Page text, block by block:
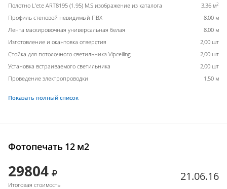
Полотно L'ete ART8195 (1.95) M,S изображение из каталога 3,36 м2
Профиль стеновой невидимый ПВХ
8,00 м
Лента маскировочная универсальная белая
8,00 м
Изготовление и окантовка отверстия
2,00 шт
Стойка для потолочного светильника Vipceiling
2,00 шт
Установка встраиваемого светильника
2,00 шт
Проведение электропроводки
1,50 м
Показать полный список
Фотопечать 12 м2
29804
Итоговая стоимость
21.06.16